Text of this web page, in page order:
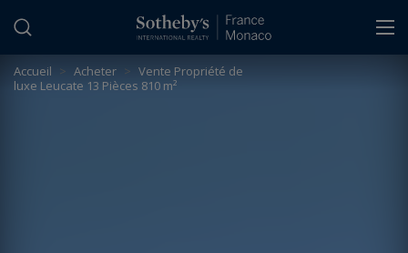
Accueil > Acheter > Vente Propriété de
luxe Leucate 13 Pièces 810 m²